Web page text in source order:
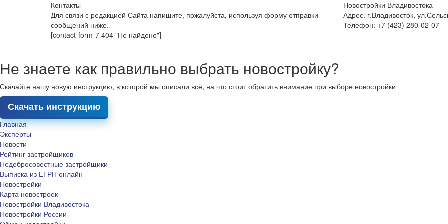
Контакты
Для связи с редакцией Сайта напишите, пожалуйста, используя форму отправки
сообщений ниже.
[contact-form-7 404 "Не найдено"]
Новостройки Владивостока
Адрес: г.Владивосток,
Телефон: +7 (423) 280-02-07
Не знаете как правильно выбрать новостройку?
Скачайте нашу новую инструкцию, в которой мы описали всё, на что стоит обратить внимание при выборе новостройки
Скачать инструкцию
Главная
Эксперты
Новости
Рейтинг застройщиков
Недобросовестные застройщики
Выписка из ЕГРН онлайн
Новостройки
Карта новостроек
Новостройки Владивостока
Новостройки России